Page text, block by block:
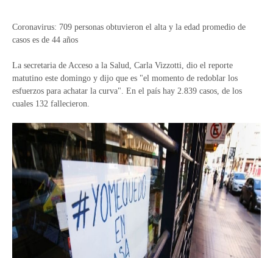
Coronavirus: 709 personas obtuvieron el alta y la edad promedio de
casos es de 44 años
La secretaria de Acceso a la Salud, Carla Vizzotti, dio el reporte
matutino este domingo y dijo que es "el momento de redoblar los
esfuerzos para achatar la curva". En el país hay 2.839 casos, de los
cuales 132 fallecieron.